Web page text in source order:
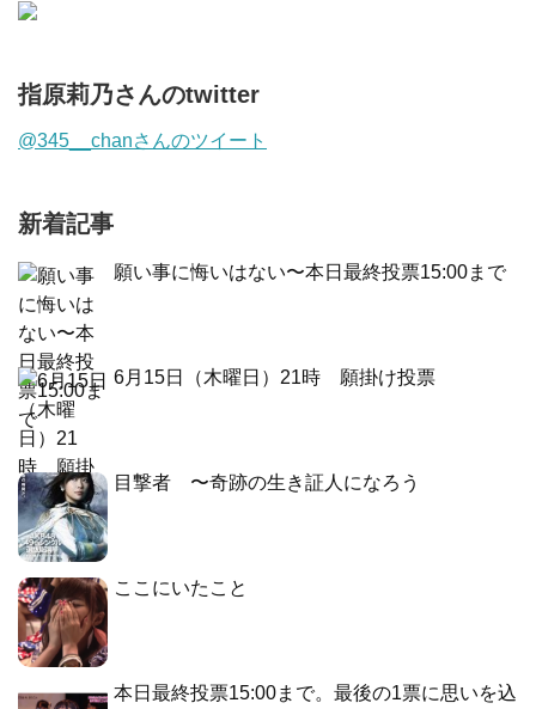
指原莉乃さんのtwitter
@345__chanさんのツイート
新着記事
願い事に悔いはない〜本日最終投票15:00まで
6月15日（木曜日）21時 願掛け投票
目撃者 〜奇跡の生き証人になろう
ここにいたこと
本日最終投票15:00まで。最後の1票に思いを込